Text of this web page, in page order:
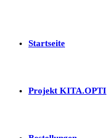
Startseite
Projekt KITA.OPTI